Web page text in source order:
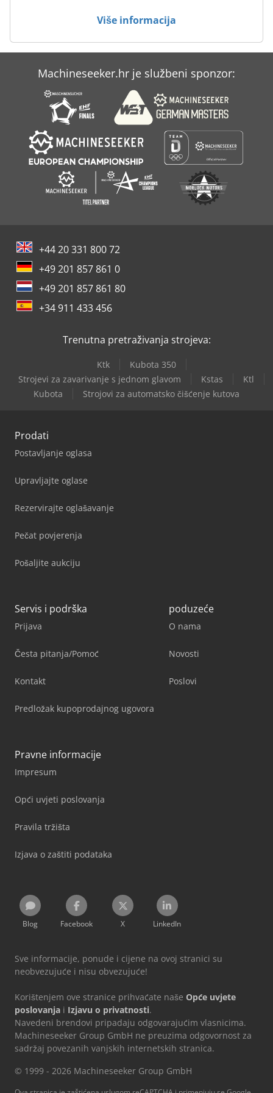
Više informacija
Machineseeker.hr je službeni sponzor:
+44 20 331 800 72
+49 201 857 861 0
+49 201 857 861 80
+34 911 433 456
Trenutna pretraživanja strojeva:
Ktk
Kubota 350
Strojevi za zavarivanje s jednom glavom
Kstas
Ktl
Kubota
Strojovi za automatsko čišćenje kutova
Prodati
Postavljanje oglasa
Upravljajte oglase
Rezervirajte oglašavanje
Pečat povjerenja
Pošaljite aukciju
Servis i podrška
Prijava
Česta pitanja/Pomoć
Kontakt
Predložak kupoprodajnog ugovora
poduzeće
O nama
Novosti
Poslovi
Pravne informacije
Impresum
Opći uvjeti poslovanja
Pravila tržišta
Izjava o zaštiti podataka
Blog Facebook X LinkedIn
Sve informacije, ponude i cijene na ovoj stranici su
neobvezujuće i nisu obvezujuće!
Korištenjem ove stranice prihvaćate naše Opće uvjete
poslovanja i Izjavu o privatnosti.
Navedeni brendovi pripadaju odgovarajućim vlasnicima.
Machineseeker Group GmbH ne preuzima odgovornost za
sadržaj povezanih vanjskih internetskih stranica.
© 1999 - 2026 Machineseeker Group GmbH